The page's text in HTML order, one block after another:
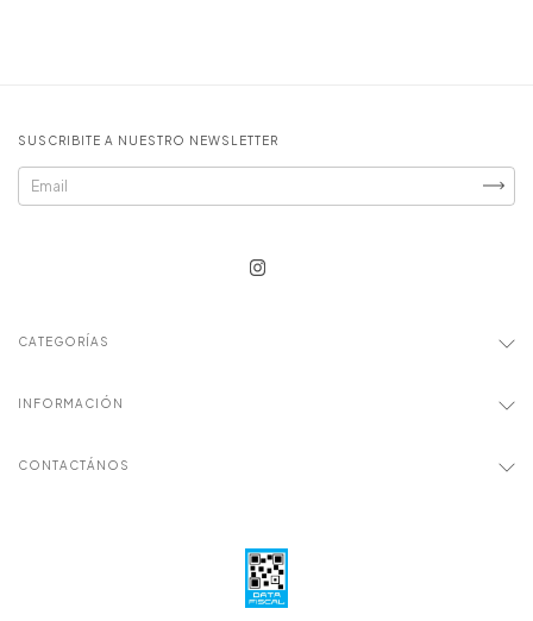
SUSCRIBITE A NUESTRO NEWSLETTER
CATEGORÍAS
INFORMACIÓN
CONTACTÁNOS